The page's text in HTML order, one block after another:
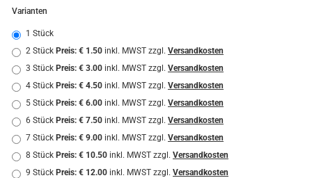
Yogi - und Beuteltee
Aromatisierter Grüntee
Aromatisierter Schwarztee
Früchtetee
Varianten
1 Stück
2 Stück Preis: € 1.50 inkl. MWST zzgl. Versandkosten
3 Stück Preis: € 3.00 inkl. MWST zzgl. Versandkosten
4 Stück Preis: € 4.50 inkl. MWST zzgl. Versandkosten
5 Stück Preis: € 6.00 inkl. MWST zzgl. Versandkosten
6 Stück Preis: € 7.50 inkl. MWST zzgl. Versandkosten
7 Stück Preis: € 9.00 inkl. MWST zzgl. Versandkosten
8 Stück Preis: € 10.50 inkl. MWST zzgl. Versandkosten
9 Stück Preis: € 12.00 inkl. MWST zzgl. Versandkosten